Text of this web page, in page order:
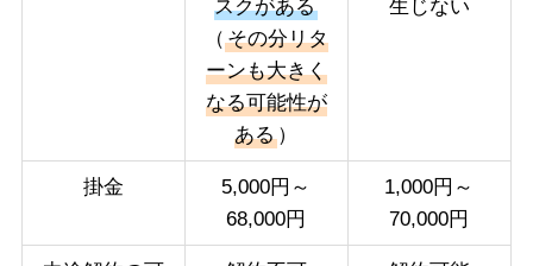
スクがある
（ その分リタ
ーンも大きく
なる可能性が
ある）
生じない
掛金
5,000円～
68,000円
1,000円～
70,000円